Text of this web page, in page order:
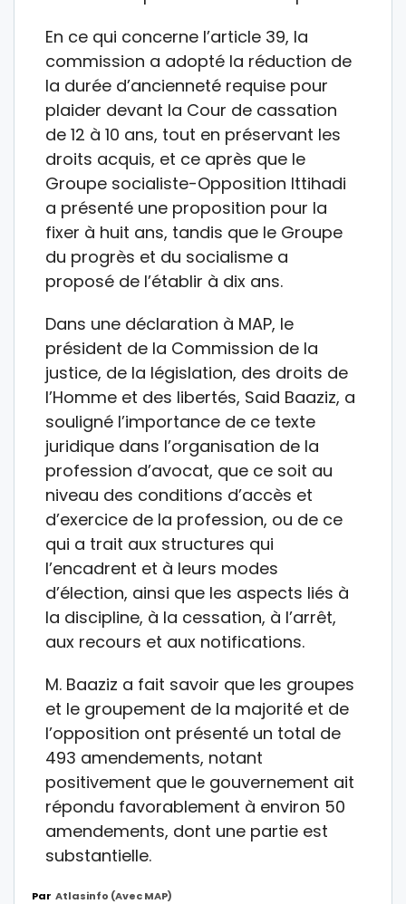
En ce qui concerne l’article 39, la
commission a adopté la réduction de
la durée d’ancienneté requise pour
plaider devant la Cour de cassation
de 12 à 10 ans, tout en préservant les
droits acquis, et ce après que le
Groupe socialiste-Opposition Ittihadi
a présenté une proposition pour la
fixer à huit ans, tandis que le Groupe
du progrès et du socialisme a
proposé de l’établir à dix ans.
Dans une déclaration à MAP, le
président de la Commission de la
justice, de la législation, des droits de
l’Homme et des libertés, Said Baaziz, a
souligné l’importance de ce texte
juridique dans l’organisation de la
profession d’avocat, que ce soit au
niveau des conditions d’accès et
d’exercice de la profession, ou de ce
qui a trait aux structures qui
l’encadrent et à leurs modes
d’élection, ainsi que les aspects liés à
la discipline, à la cessation, à l’arrêt,
aux recours et aux notifications.
M. Baaziz a fait savoir que les groupes
et le groupement de la majorité et de
l’opposition ont présenté un total de
493 amendements, notant
positivement que le gouvernement ait
répondu favorablement à environ 50
amendements, dont une partie est
substantielle.
Par Atlasinfo (avec MAP)